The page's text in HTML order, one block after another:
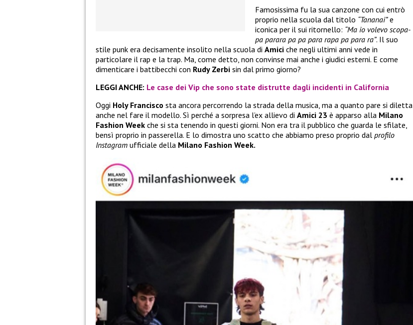
Famosissima fu la sua canzone con cui entrò
proprio nella scuola dal titolo “Tananai”e
iconica per il sui ritornello: “Ma io volevo scopa-
pa parara pa pa para rapa pa para ra”. Il suo
stile punk era decisamente insolito nella scuola di Amici che negli ultimi anni vede in
particolare il rap e la trap. Ma, come detto, non convinse mai anche i giudici esterni. E come
dimenticare i battibecchi con Rudy Zerbi sin dal primo giorno?
LEGGI ANCHE: Le case dei Vip che sono state distrutte dagli incidenti in California
Oggi Holy Francisco sta ancora percorrendo la strada della musica, ma a quanto pare si diletta
anche nel fare il modello. Sì perché a sorpresa l’ex allievo di Amici 23 è apparso alla Milano
Fashion Week che si sta tenendo in questi giorni. Non era tra il pubblico che guarda le sfilate,
bensì proprio in passerella. E lo dimostra uno scatto che abbiamo preso proprio dal profilo
Instagram ufficiale della Milano Fashion Week.